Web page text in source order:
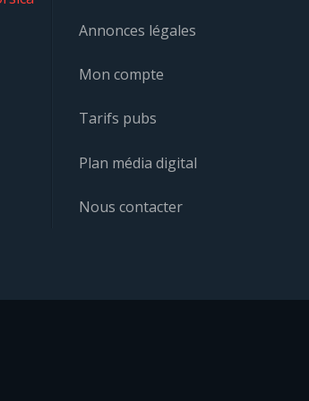
Annonces légales
Mon compte
Tarifs pubs
Plan média digital
Nous contacter